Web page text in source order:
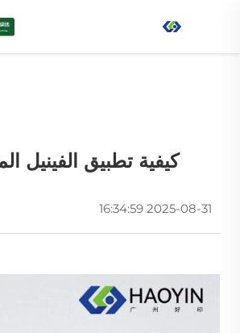
كيفية تطبيق الفينيل
2025-08-31 16:34:59